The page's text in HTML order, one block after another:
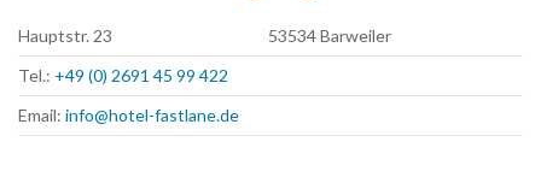
Hauptstr. 23
53534 Barweiler
Tel.: +49 (0) 2691 45 99 422
Email: info@hotel-fastlane.de